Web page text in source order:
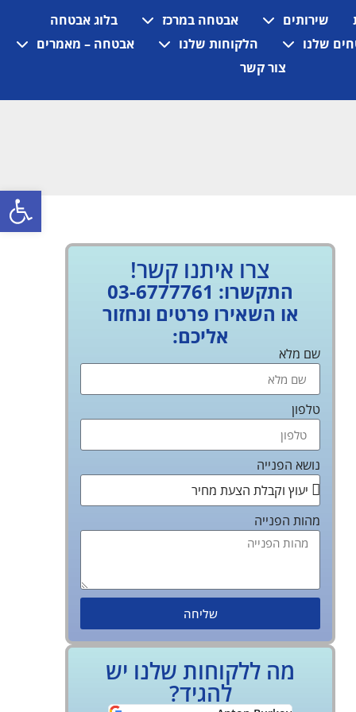
שירותים אבטחה במרכז
בלוג אבטחה
שלנו הלקוחות שלנו
אבטחה – מאמרים
צור קשר
צרו איתנו קשר!
התקשרו: 03-6777761
או השאירו פרטים ונחזור
אליכם:
שם מלא
טלפון
נושא הפנייה
מהות הפנייה
שליחה
מה ללקוחות שלנו יש
להגיד?